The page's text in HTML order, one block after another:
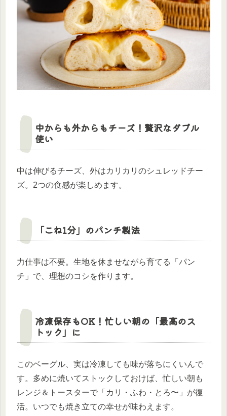
中からも外からもチーズ！贅沢なダブル
使い
中は伸びるチーズ、外はカリカリのシュレッドチー
ズ。2つの食感が楽しめます。
「こね1分」のパンチ製法
力仕事は不要。生地を休ませながら育てる「パン
チ」で、理想のコシを作ります。
冷凍保存もOK！忙しい朝の「最高のス
トック」に
このベーグル、実は冷凍しても味が落ちにくいんで
す。多めに焼いてストックしておけば、忙しい朝も
レンジ＆トースターで「カリ・ふわ・とろ〜」が復
活。いつでも焼き立ての幸せが味わえます。